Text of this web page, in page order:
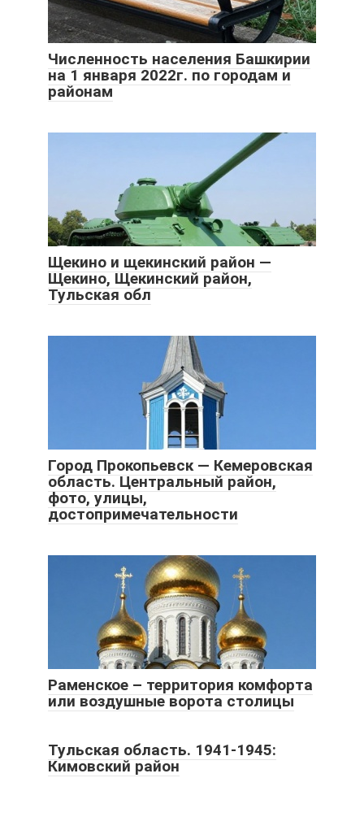
Численность населения Башкирии
на 1 января 2022г. по городам и
районам
Щекино и щекинский район —
Щекино, Щекинский район,
Тульская обл
Город Прокопьевск — Кемеровская
область. Центральный район,
фото, улицы,
достопримечательности
Раменское – территория комфорта
или воздушные ворота столицы
Тульская область. 1941-1945:
Кимовский район